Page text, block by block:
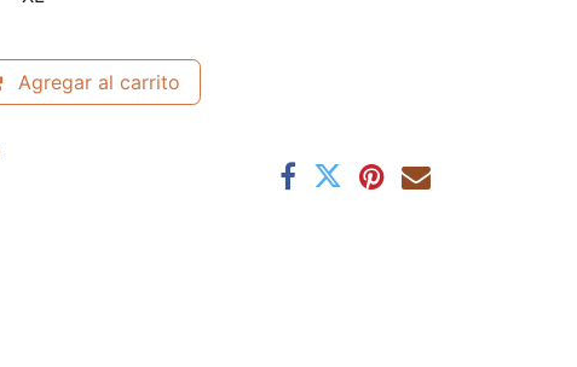
Agregar al carrito